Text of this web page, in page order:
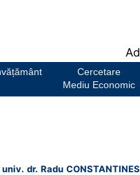
Cercetare
Mediu Economic
univ. dr. Radu